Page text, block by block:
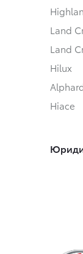
Land
Land
Hilux
Hiace